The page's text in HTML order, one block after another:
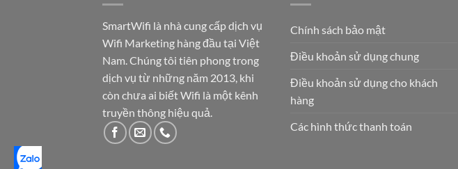
SmartWifi là nhà cung cấp dịch vụ
Wifi Marketing hàng đầu tại Việt
Nam. Chúng tôi tiên phong trong
dịch vụ từ những năm 2013, khi
còn chưa ai biết Wifi là một kênh
truyền thông hiệu quả.
Chính sách bảo mật
Điều khoản sử dụng chung
Điều khoản sử dụng cho khách
hàng
Các hình thức thanh toán